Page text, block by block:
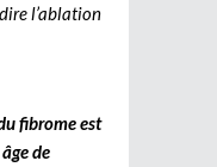
l’ablation
fibrome est
de